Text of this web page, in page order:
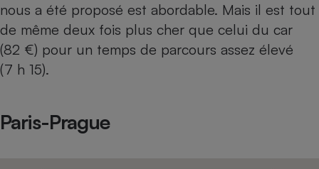
nous a été proposé est abordable. Mais il est tout
de même deux fois plus cher que celui du car
(82 €) pour un temps de parcours assez élevé
(7 h 15).
Paris-Prague